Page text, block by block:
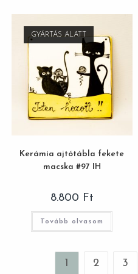
GYÁRTÁS ALATT
Kerámia ajtótábla fekete
macska #97 IH
8.800 Ft
Tovább olvasom
1 2 3